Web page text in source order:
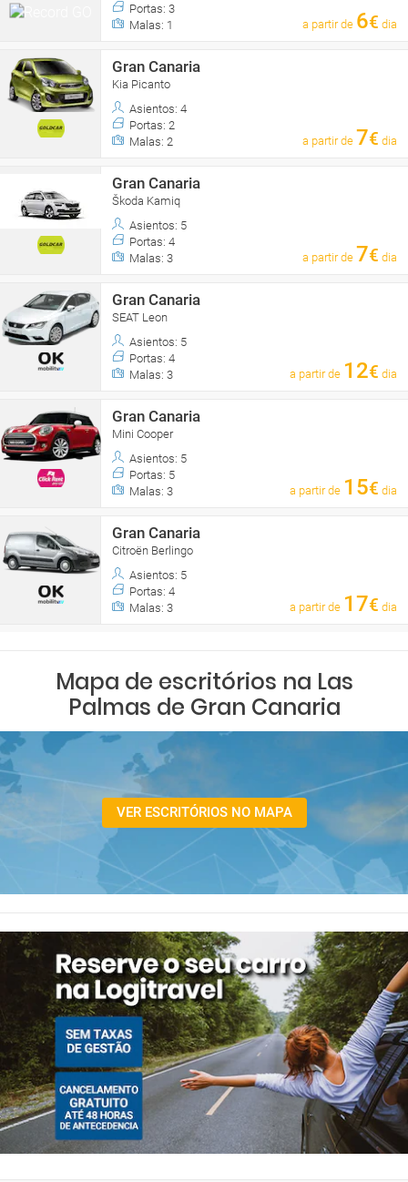
Portas: 3
Malas: 1
a partir de 6€ dia
Gran Canaria
Kia Picanto
Asientos: 4
Portas: 2
Malas: 2
a partir de 7€ dia
Gran Canaria
Škoda Kamiq
Asientos: 5
Portas: 4
Malas: 3
a partir de 7€ dia
Gran Canaria
SEAT Leon
Asientos: 5
Portas: 4
Malas: 3
a partir de 12€ dia
Gran Canaria
Mini Cooper
Asientos: 5
Portas: 5
Malas: 3
a partir de 15€ dia
Gran Canaria
Citroën Berlingo
Asientos: 5
Portas: 4
Malas: 3
a partir de 17€ dia
Mapa de escritórios na Las
Palmas de Gran Canaria
VER ESCRITÓRIOS NO MAPA